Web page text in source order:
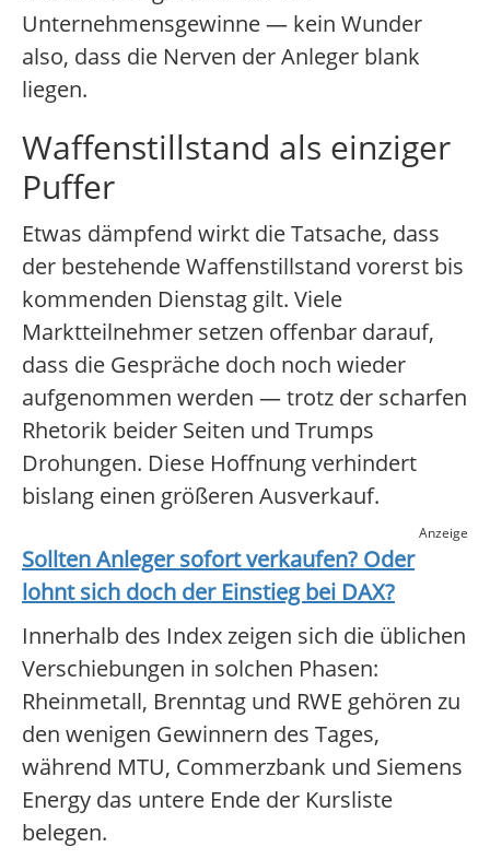
Unternehmensgewinne — kein Wunder
also, dass die Nerven der Anleger blank
liegen.
Waffenstillstand als einziger
Puffer
Etwas dämpfend wirkt die Tatsache, dass
der bestehende Waffenstillstand vorerst bis
kommenden Dienstag gilt. Viele
Marktteilnehmer setzen offenbar darauf,
dass die Gespräche doch noch wieder
aufgenommen werden — trotz der scharfen
Rhetorik beider Seiten und Trumps
Drohungen. Diese Hoffnung verhindert
bislang einen größeren Ausverkauf.
Anzeige
Sollten Anleger sofort verkaufen? Oder
lohnt sich doch der Einstieg bei DAX?
Innerhalb des Index zeigen sich die üblichen
Verschiebungen in solchen Phasen:
Rheinmetall, Brenntag und RWE gehören zu
den wenigen Gewinnern des Tages,
während MTU, Commerzbank und Siemens
Energy das untere Ende der Kursliste
belegen.